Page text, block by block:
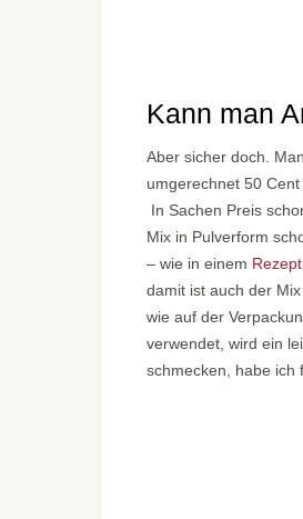
Kann man
Aber sicher doch.
umgerechnet 50
In Sachen Preis
Mix in Pulverform
– wie in einem
damit ist auch der
wie auf der
verwendet, wird ein
schmecken, habe ich